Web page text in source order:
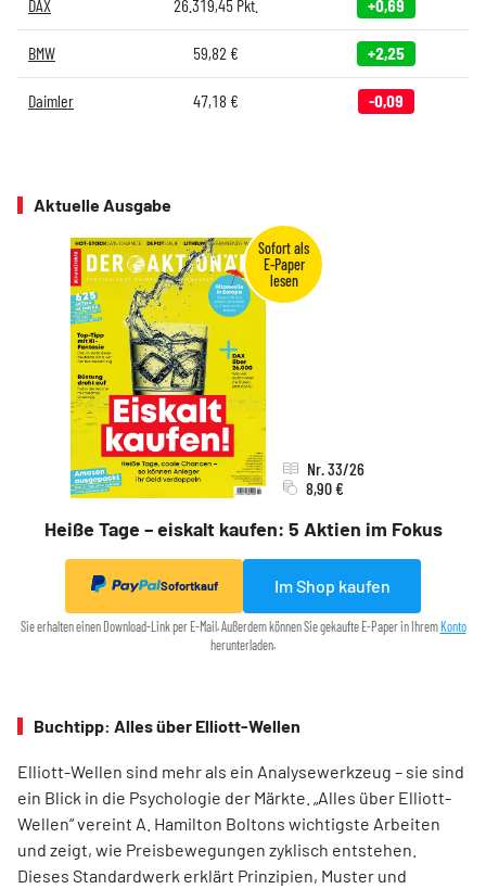
DAX 26.319,45Pkt. +0,69
BMW 59,82 € +2,25
Daimler 47,18 € -0,09
Aktuelle Ausgabe
Heiße Tage – eiskalt kaufen: 5 Aktien im Fokus
Nr. 33/26
8,90 €
Sofortkauf Im Shop kaufen
Sie erhalten einen Download-Link per E-Mail. Außerdem können Sie gekaufte E-Paper in Ihrem Konto
herunterladen.
Buchtipp: Alles über Elliott-Wellen
Elliott-Wellen sind mehr als ein Analysewerkzeug – sie sind
ein Blick in die Psychologie der Märkte. „Alles über Elliott-
Wellen“ vereint A. Hamilton Boltons wichtigste Arbeiten
und zeigt, wie Preisbewegungen zyklisch entstehen.
Dieses Standardwerk erklärt Prinzipien, Muster und